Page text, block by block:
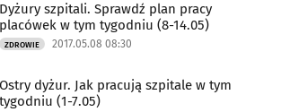
Dyżury szpitali. Sprawdź plan pracy
placówek w tym tygodniu (8-14.05)
ZDROWIE 2017.05.08 08:30
Ostry dyżur. Jak pracują szpitale w tym
tygodniu (1-7.05)